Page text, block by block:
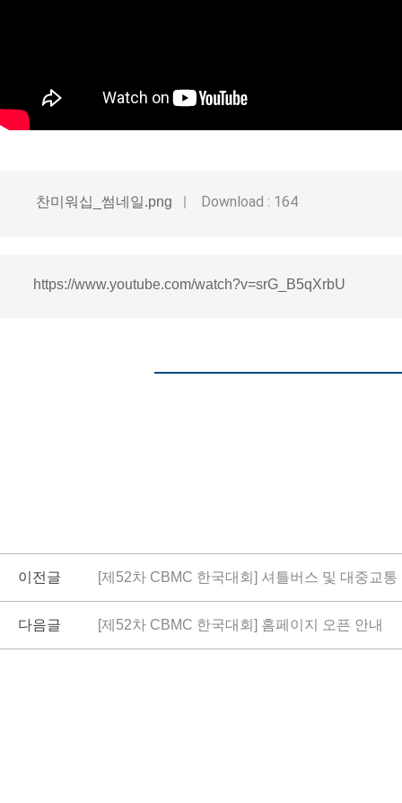
찬미워십_썸네일.png Download : 164
https://www.youtube.com/watch?v=srG_B5qXrbU
이전글 [제52차 CBMC 한국대회] 셔틀버스 및 대중교통
다음글 [제52차 CBMC 한국대회] 홈페이지 오픈 안내